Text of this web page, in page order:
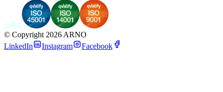
© Copyright 2026 ARNO
LinkedIn
Instagram Facebook